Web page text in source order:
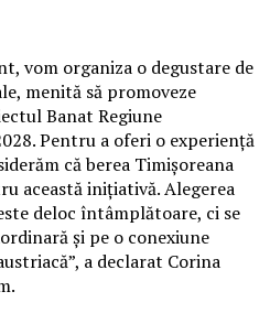
vom organiza o degustare de
menită să promoveze
Banat Regiune
Pentru a oferi o experiență
că berea Timișoreana
această inițiativă. Alegerea
deloc întâmplătoare, ci se
și pe o conexiune
a declarat Corina